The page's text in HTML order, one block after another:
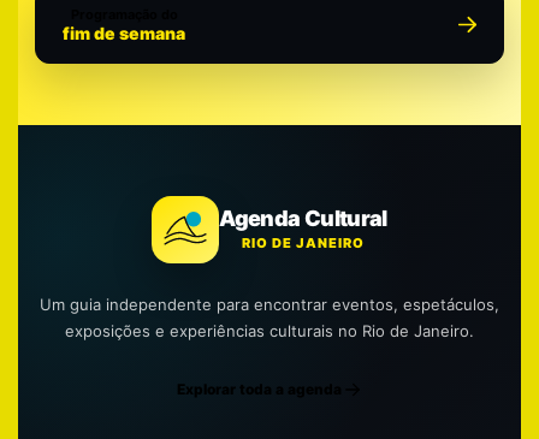
fim de semana
Agenda Cultural
RIO DE JANEIRO
Um guia independente para encontrar eventos, espetáculos,
exposições e experiências culturais no Rio de Janeiro.
Explorar toda a agenda